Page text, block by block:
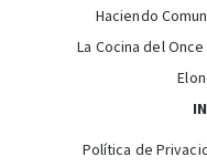
Haciendo
La Cocina del Once
Política de